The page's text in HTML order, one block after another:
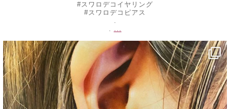
#スワロデコイヤリング
#スワロデコピアス
.
. ...
decojewelrymahalo
8月 23